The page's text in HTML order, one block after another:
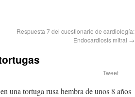
Respuesta 7 del cuestionario de cardiología:
Endocardiosis mitral →
Tweet
una tortuga rusa hembra de unos 8 años